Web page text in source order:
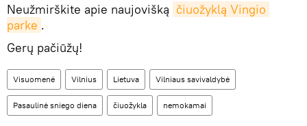
Neužmirškite apie naujovišką čiuožyklą Vingio
parke .
Gerų pačiūžų!
Visuomenė Vilnius Lietuva Vilniaus savivaldybė
Pasaulinė sniego diena čiuožykla nemokamai